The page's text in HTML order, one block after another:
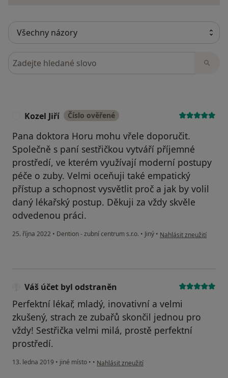
Hledejte v názorech
Kozel Jiří Číslo ověřené
Pana doktora Horu mohu vřele doporučit.
Společně s paní sestřičkou vytváří příjemné
prostředí, ve kterém využívají moderní postupy
péče o zuby. Velmi oceňuji také empatický
přístup a schopnost vysvětlit proč a jak by volil
daný lékařský postup. Děkuji za vždy skvěle
odvedenou práci.
25. října 2022 • Dention - zubní centrum s.r.o. • Jiný • podle názoru uživatele
Nahlásit zneužití
Váš účet byl odstraněn
Perfektní lékař, mladý, inovativní a velmi
zkušený, strach ze zubařů skončil jednou pro
vždy! Sestřička velmi milá, prostě perfektní
prostředí.
13. ledna 2019 • jiné místo • • podle názoru uživatele Váš účet byl odstraněn
Nahlásit zneužití